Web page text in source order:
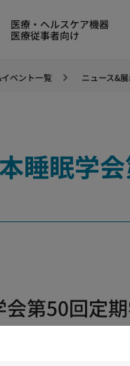
医療・ヘルスケア機器
医療従事者向け
ベント一覧 ニュース&
睡眠学
会第50回定